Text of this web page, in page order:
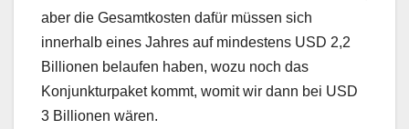
aber die Gesamtkosten dafür müssen sich
innerhalb eines Jahres auf mindestens USD 2,2
Billionen belaufen haben, wozu noch das
Konjunkturpaket kommt, womit wir dann bei USD
3 Billionen wären.